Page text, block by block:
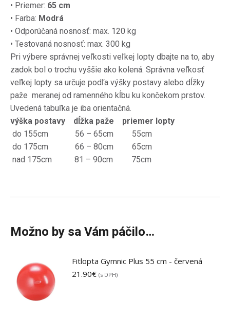
• Priemer: 65 cm
• Farba: Modrá
• Odporúčaná nosnosť: max. 120 kg
• Testovaná nosnosť: max. 300 kg
Pri výbere správnej veľkosti veľkej lopty dbajte na to, aby
zadok bol o trochu vyššie ako kolená. Správna veľkosť
veľkej lopty sa určuje podľa výšky postavy alebo dĺžky
paže meranej od ramenného kĺbu ku končekom prstov.
Uvedená tabuľka je iba orientačná.
výška postavy
dĺžka paže
priemer lopty
do 155cm 56 – 65cm 55cm
do 175cm 66 – 80cm 65cm
nad 175cm 81 – 90cm 75cm
Možno by sa Vám páčilo…
Fitlopta Gymnic Plus 55 cm - červená
21.90€ (s DPH)